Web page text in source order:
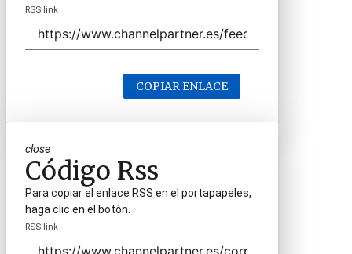
RSS link
COPIAR ENLACE
close
Código Rss
Para copiar el enlace RSS en el portapapeles,
haga clic en el botón.
RSS link